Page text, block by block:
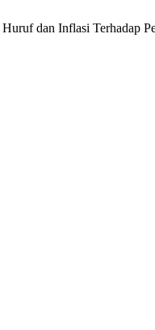
dan Inflasi Terhadap